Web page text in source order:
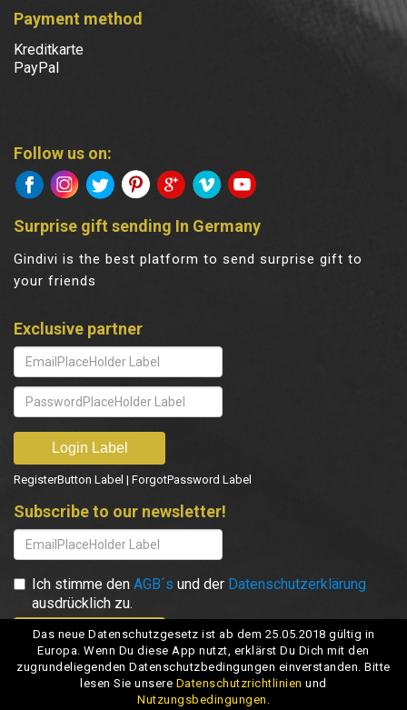
Das neue Datenschutzgesetz ist ab dem 25.05.2018 gültig in
Europa. Wenn Du diese App nutzt, erklärst Du Dich mit den
zugrundeliegenden Datenschutzbedingungen einverstanden. Bitte
lesen Sie unsere Datenschutzrichtlinien und
Nutzungsbedingungen.
Payment method
Kreditkarte
PayPal
Follow us on:
Surprise gift sending In Germany
Gindivi is the best platform to send surprise gift to
your friends
Exclusive partner
RegisterButton Label | ForgotPassword Label
Subscribe to our newsletter!
Ich stimme den AGB´s und der Datenschutzerklärung
ausdrücklich zu.